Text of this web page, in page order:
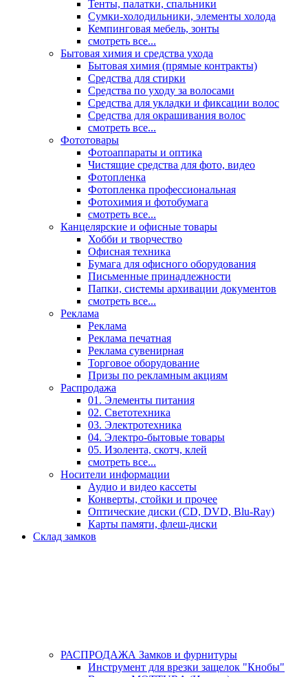
Тенты, палатки, спальники
Сумки-холодильники, элементы холода
Кемпинговая мебель, зонты
смотреть все...
Бытовая химия и средства ухода
Бытовая химия (прямые контракты)
Средства для стирки
Средства по уходу за волосами
Средства для укладки и фиксации волос
Средства для окрашивания волос
смотреть все...
Фототовары
Фотоаппараты и оптика
Чистящие средства для фото, видео
Фотопленка
Фотопленка профессиональная
Фотохимия и фотобумага
смотреть все...
Канцелярские и офисные товары
Хобби и творчество
Офисная техника
Бумага для офисного оборудования
Письменные принадлежности
Папки, системы архивации документов
смотреть все...
Реклама
Реклама
Реклама печатная
Реклама сувенирная
Торговое оборудование
Призы по рекламным акциям
Распродажа
01. Элементы питания
02. Светотехника
03. Электротехника
04. Электро-бытовые товары
05. Изолента, скотч, клей
смотреть все...
Носители информации
Аудио и видео кассеты
Конверты, стойки и прочее
Оптические диски (CD, DVD, Blu-Ray)
Карты памяти, флеш-диски
Склад замков
РАСПРОДАЖА Замков и фурнитуры
Инструмент для врезки защелок "Кнобы"